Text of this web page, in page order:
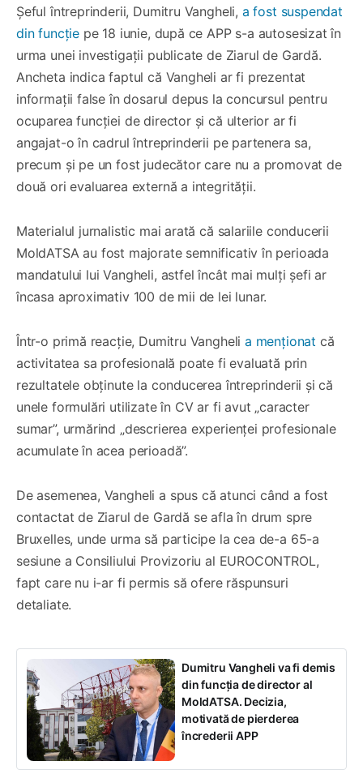
Șeful întreprinderii, Dumitru Vangheli, a fost suspendat
din funcție pe 18 iunie, după ce APP s-a autosesizat în
urma unei investigații publicate de Ziarul de Gardă.
Ancheta indica faptul că Vangheli ar fi prezentat
informații false în dosarul depus la concursul pentru
ocuparea funcției de director și că ulterior ar fi
angajat-o în cadrul întreprinderii pe partenera sa,
precum și pe un fost judecător care nu a promovat de
două ori evaluarea externă a integrității.
Materialul jurnalistic mai arată că salariile conducerii
MoldATSA au fost majorate semnificativ în perioada
mandatului lui Vangheli, astfel încât mai mulți șefi ar
încasa aproximativ 100 de mii de lei lunar.
Într-o primă reacție, Dumitru Vangheli a menționat că
activitatea sa profesională poate fi evaluată prin
rezultatele obținute la conducerea întreprinderii și că
unele formulări utilizate în CV ar fi avut „caracter
sumar”, urmărind „descrierea experienței profesionale
acumulate în acea perioadă”.
De asemenea, Vangheli a spus că atunci când a fost
contactat de Ziarul de Gardă se afla în drum spre
Bruxelles, unde urma să participe la cea de-a 65-a
sesiune a Consiliului Provizoriu al EUROCONTROL,
fapt care nu i-ar fi permis să ofere răspunsuri
detaliate.
Dumitru Vangheli va fi demis
din funcția de director al
MoldATSA. Decizia,
motivată de pierderea
încrederii APP